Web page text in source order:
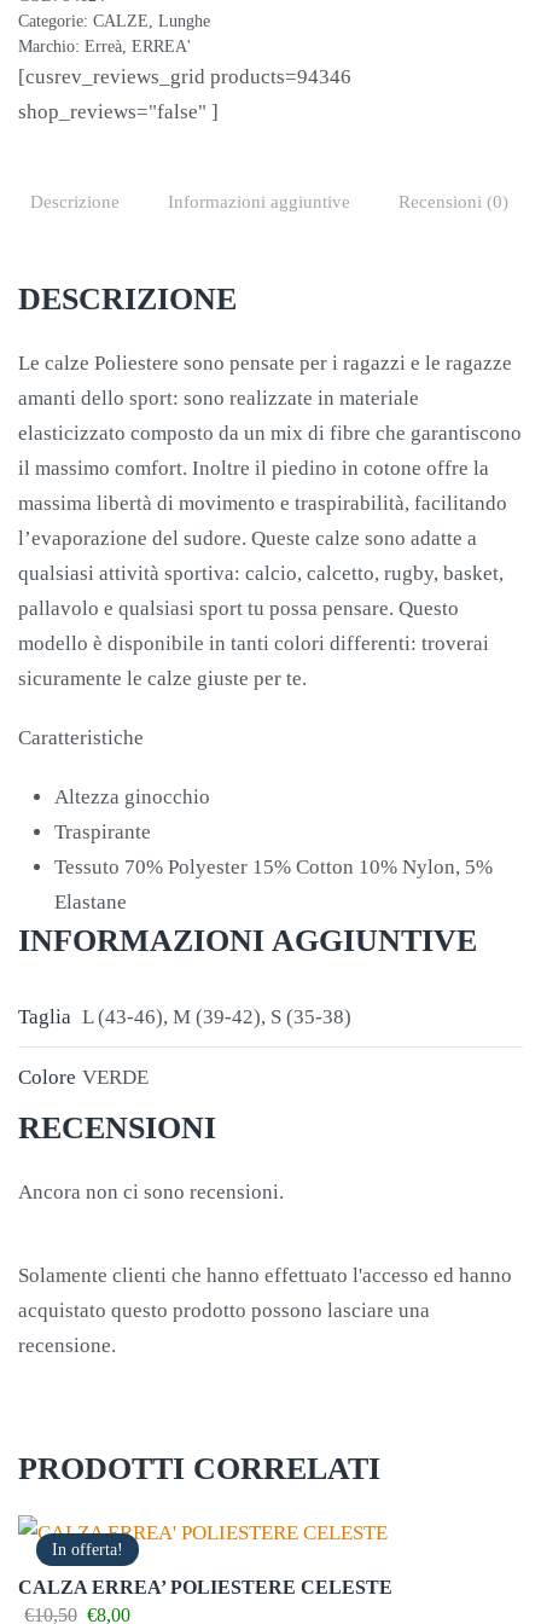
Categorie: CALZE, Lunghe
Marchio: Erreà, ERREA'
[cusrev_reviews_grid products=94346
shop_reviews="false" ]
Descrizione Informazioni aggiuntive Recensioni (0)
DESCRIZIONE
Le calze Poliestere sono pensate per i ragazzi e le ragazze
amanti dello sport: sono realizzate in materiale
elasticizzato composto da un mix di fibre che garantiscono
il massimo comfort. Inoltre il piedino in cotone offre la
massima libertà di movimento e traspirabilità, facilitando
l’evaporazione del sudore. Queste calze sono adatte a
qualsiasi attività sportiva: calcio, calcetto, rugby, basket,
pallavolo e qualsiasi sport tu possa pensare. Questo
modello è disponibile in tanti colori differenti: troverai
sicuramente le calze giuste per te.
Caratteristiche
Altezza ginocchio
Traspirante
Tessuto 70% Polyester 15% Cotton 10% Nylon, 5%
Elastane
INFORMAZIONI AGGIUNTIVE
Taglia L (43-46), M (39-42), S (35-38)
Colore VERDE
RECENSIONI
Ancora non ci sono recensioni.
Solamente clienti che hanno effettuato l'accesso ed hanno
acquistato questo prodotto possono lasciare una
recensione.
PRODOTTI CORRELATI
In offerta!
CALZA ERREA’ POLIESTERE CELESTE
€10,50 Il€8,00Il